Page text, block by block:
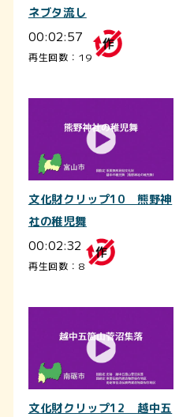
ネブタ流し
00:02:57
再生回数：19
文化財クリップ10 熊野神
社の稚児舞
00:02:32
再生回数：8
文化財クリップ12 越中五